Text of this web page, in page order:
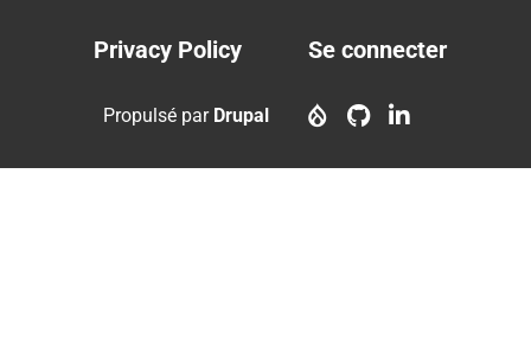
Footer
menu
Privacy Policy
account
Se connecter
Propulsé par Drupal